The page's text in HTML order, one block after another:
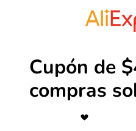
Más cupones de
-
Ofertas
Más cupones de Nike
Cupón de
compras